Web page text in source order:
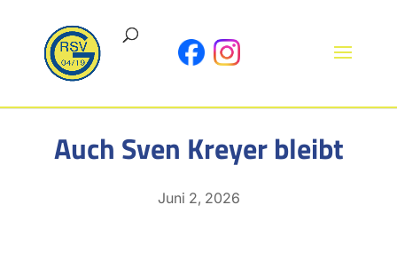
Auch Sven Kreyer bleibt
Juni 2, 2026